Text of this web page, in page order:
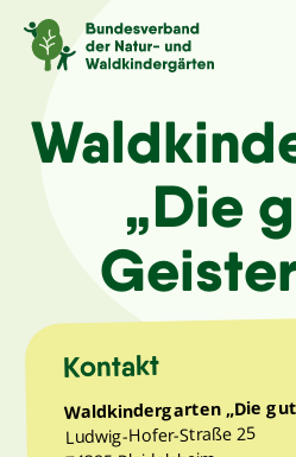
Sprache/Language
Aktuelles
Über uns
Kindergärten
Angebote
„Die
Kontakt
Waldkindergarten „Die
Ludwig-Hofer-Straße 25